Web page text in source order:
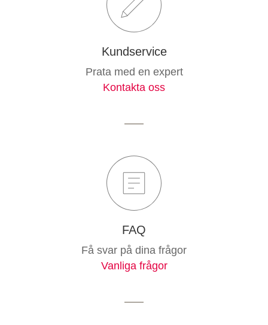
Kundservice
Prata med en expert
Kontakta oss
FAQ
Få svar på dina frågor
Vanliga frågor